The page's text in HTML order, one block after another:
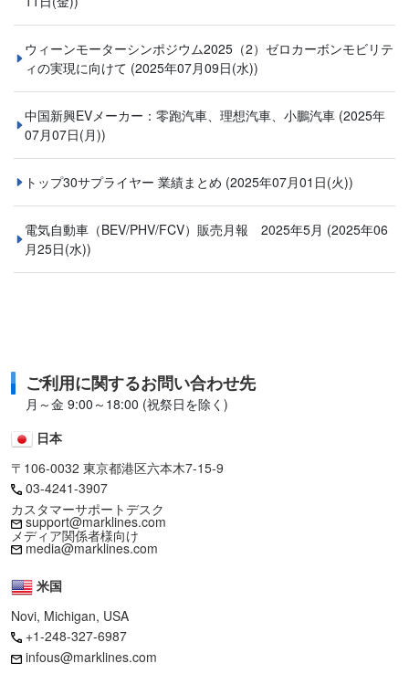
ウィーンモーターシンポジウム2025（2）ゼロカーボンモビリテ
ィの実現に向けて (2025年07月09日(水))
中国新興EVメーカー：零跑汽車、理想汽車、小鵬汽車 (2025年
07月07日(月))
トップ30サプライヤー 業績まとめ (2025年07月01日(火))
電気自動車（BEV/PHV/FCV）販売月報 2025年5月 (2025年06
月25日(水))
ご利用に関するお問い合わせ先
月～金 9:00～18:00 (祝祭日を除く)
日本
〒106-0032 東京都港区六本木7-15-9
03-4241-3907
カスタマーサポートデスク
support@marklines.com
メディア関係者様向け
media@marklines.com
米国
Novi, Michigan, USA
+1-248-327-6987
infous@marklines.com